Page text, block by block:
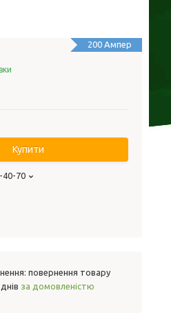
200 Ампер
Купити
40-70
повернення товару
за домовленістю